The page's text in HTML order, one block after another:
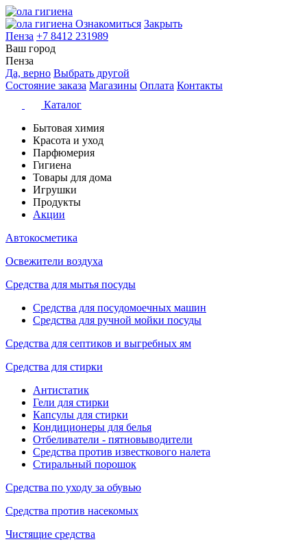
Ознакомиться Закрыть
Пенза +7 8412 231989
Ваш город
Пенза
Да, верно Выбрать другой
Состояние заказа Магазины Оплата Контакты
Каталог
Бытовая химия
Красота и уход
Парфюмерия
Гигиена
Товары для дома
Игрушки
Продукты
Акции
Автокосметика
Освежители воздуха
Средства для мытья посуды
Средства для посудомоечных машин
Средства для ручной мойки посуды
Средства для септиков и выгребных ям
Средства для стирки
Антистатик
Гели для стирки
Капсулы для стирки
Кондиционеры для белья
Отбеливатели - пятновыводители
Средства против известкового налета
Стиральный порошок
Средства по уходу за обувью
Средства против насекомых
Чистящие средства